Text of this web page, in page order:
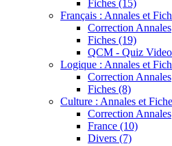
Fiches (15)
Français : Annales et
Correction Annales
Fiches (19)
QCM - Quiz
Logique : Annales et
Correction Annales
Fiches (8)
Culture : Annales et
Correction Annales
France (10)
Divers (7)